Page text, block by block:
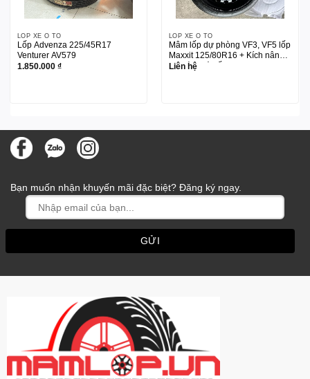
LỐP XE Ô TÔ
Lốp Advenza 225/45R17
Venturer AV579
1.850.000 ₫
LỐP XE Ô TÔ
Mâm lốp dự phòng VF3, VF5 lốp
Maxxit 125/80R16 + Kích nâng +
tay đòn tháo ốc
Liên hệ
Bạn muốn nhận khuyến mãi đặc biệt? Đăng ký ngay.